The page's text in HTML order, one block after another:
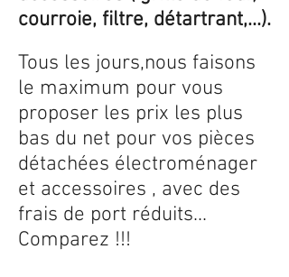
courroie, filtre, détartrant,...).
Tous les jours,nous faisons
le maximum pour vous
proposer les prix les plus
bas du net pour vos pièces
détachées électroménager
et accessoires , avec des
frais de port réduits...
Comparez !!!